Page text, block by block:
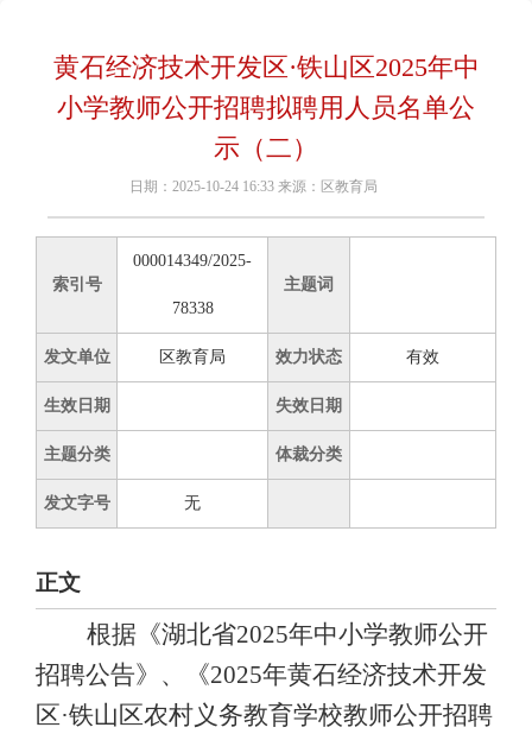
黄石经济技术开发区·铁山区2025年中
小学教师公开招聘拟聘用人员名单公
示（二）
日期：2025-10-24 16:33 来源：区教育局
索引号
000014349/2025-
78338
主题词
发文单位 区教育局 效力状态 有效
生效日期 失效日期
主题分类 体裁分类
发文字号 无
正文
根据《湖北省2025年中小学教师公开
招聘公告》、《2025年黄石经济技术开发
区·铁山区农村义务教育学校教师公开招聘